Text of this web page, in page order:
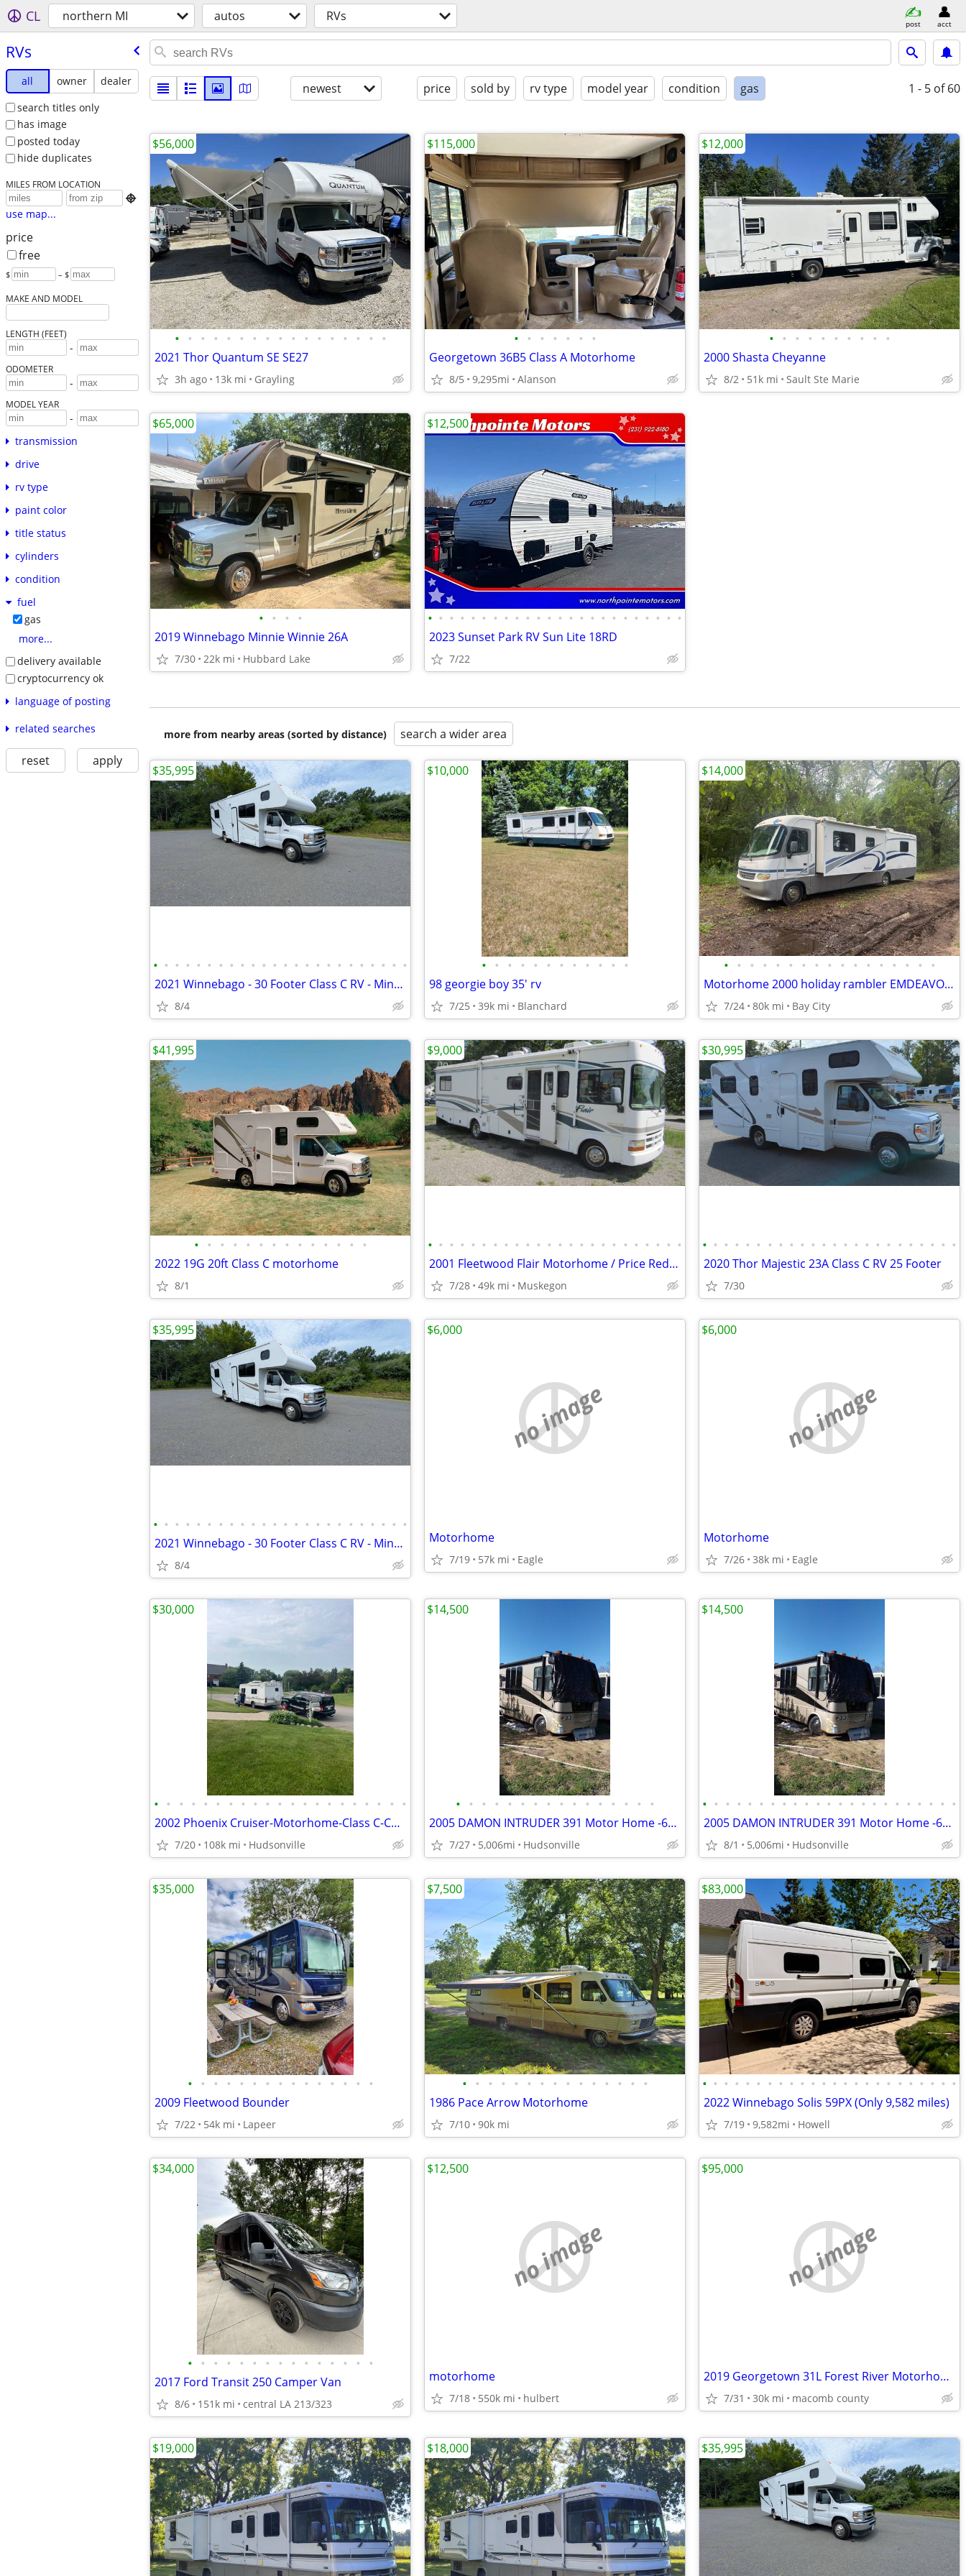
CL northern MI autos RVs post acct
RVs
all owner
dealer
search titles only
has image
posted today
hide duplicates
MILES FROM LOCATION

use map...
price
free
$ – $
MAKE AND MODEL
LENGTH (FEET)
-
ODOMETER
-
MODEL YEAR
-
transmission
drive
rv type
paint color
title status
cylinders
condition
fuel
gas
more...
delivery available
cryptocurrency ok
language of posting
related searches
reset apply
newest price sold by rv type model year condition gas 1 - 5 of 60
• • • • • • • • • • • • • • • • •
2021 Thor Quantum SE SE27
3h ago 13k mi Grayling
$56,000
• • • • • • •
Georgetown 36B5 Class A Motorhome
8/5 9,295mi Alanson
$115,000
• • • • • • • • • •
2000 Shasta Cheyanne
8/2 51k mi Sault Ste Marie
$12,000
• • • •
2019 Winnebago Minnie Winnie 26A
7/30 22k mi Hubbard Lake
$65,000
• • • • • • • • • • • • • • • • • • • • • • • •
2023 Sunset Park RV Sun Lite 18RD
7/22
$12,500
more from nearby areas (sorted by distance) search a wider area
• • • • • • • • • • • • • • • • • • • • • • • •
2021 Winnebago - 30 Footer Class C RV - Minnie Winnie
8/4
$35,995
• • • • • • • • • • • •
98 georgie boy 35' rv
7/25 39k mi Blanchard
$10,000
• • • • • • • • • • • • • • • • •
Motorhome 2000 holiday rambler EMDEAVOR V 10 Moter 80,000 miles
7/24 80k mi Bay City
$14,000
• • • • • • • • • • • • • •
2022 19G 20ft Class C motorhome
8/1
$41,995
• • • • • • • • • • • • • • • • • • • • • • • •
2001 Fleetwood Flair Motorhome / Price Reduced
7/28 49k mi Muskegon
$9,000
• • • • • • • • • • • • • • • • • • • • • • • •
2020 Thor Majestic 23A Class C RV 25 Footer
7/30
$30,995
• • • • • • • • • • • • • • • • • • • • • • • •
2021 Winnebago - 30 Footer Class C RV - Minnie Winnie
8/4
$35,995
no image
Motorhome
7/19 57k mi Eagle
$6,000
no image
Motorhome
7/26 38k mi Eagle
$6,000
• • • • • • • • • • • • • • • • • • • • •
2002 Phoenix Cruiser-Motorhome-Class C-COSTA RICA
7/20 108k mi Hudsonville
$30,000
• • • • • • • • • • • • • • • •
2005 DAMON INTRUDER 391 Motor Home -6000 miles- REPAIRABLE RV Camper
7/27 5,006mi Hudsonville
$14,500
• • • • • • • • • • • • • • • • • • • • • • •
2005 DAMON INTRUDER 391 Motor Home -6000 miles- REPAIRABLE RV Camper
8/1 5,006mi Hudsonville
$14,500
• • • • • • • • • • • • • • •
2009 Fleetwood Bounder
7/22 54k mi Lapeer
$35,000
• • • • • • • • • • • • • • •
1986 Pace Arrow Motorhome
7/10 90k mi
$7,500
• • • • • • • • • • • • • • • • • • • • • • • •
2022 Winnebago Solis 59PX (Only 9,582 miles)
7/19 9,582mi Howell
$83,000
• • • • • • • • • • • • • • •
2017 Ford Transit 250 Camper Van
8/6 151k mi central LA 213/323
$34,000
no image
motorhome
7/18 550k mi hulbert
$12,500
no image
2019 Georgetown 31L Forest River Motorhome very low mileage
7/31 30k mi macomb county
$95,000
$19,000 $18,000 $35,995